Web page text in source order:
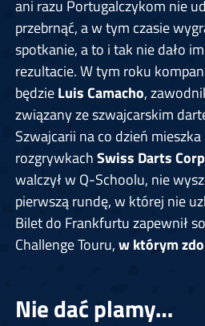
ani razu Portugalczykom nie
przebrnąć, a w tym czasie
spotkanie, a to i tak nie dało
rezultacie. W tym roku
będzieLuis Camacho,
związany ze szwajcarskim
Szwajcarii na co dzień
rozgrywkachSwiss Darts
walczył w Q-Schoolu, nie
pierwszą rundę, w której nie
Bilet do Frankfurtu zapewnił
Challenge Touru,w którym
Nie dać plamy…